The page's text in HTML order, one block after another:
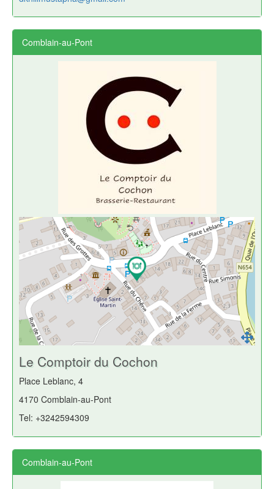
Comblain-au-Pont
Le Comptoir du Cochon
Place Leblanc, 4
4170 Comblain-au-Pont
Tel: +3242594309
Comblain-au-Pont